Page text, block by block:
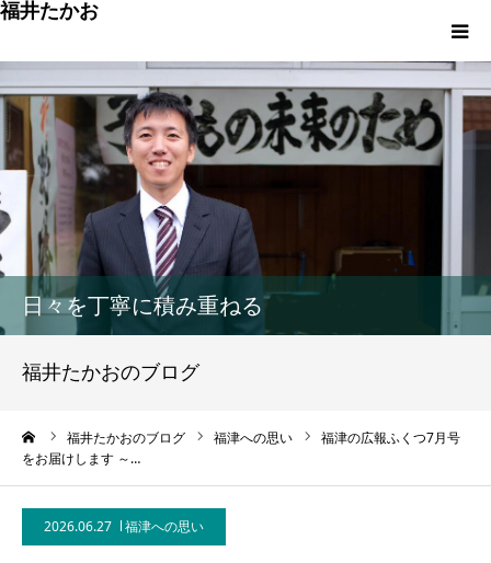
福井たかお
日々を丁寧に積み重ねる
福井たかおのブログ
福井たかおのブログ 福津への思い
福津の広報ふくつ7月号
をお届けします ～…
2026.06.27 福津への思い
福津への想いと実績
重点政策と市役所活性化策
プロフィール
市政方針ーまちの未来を再設計ー